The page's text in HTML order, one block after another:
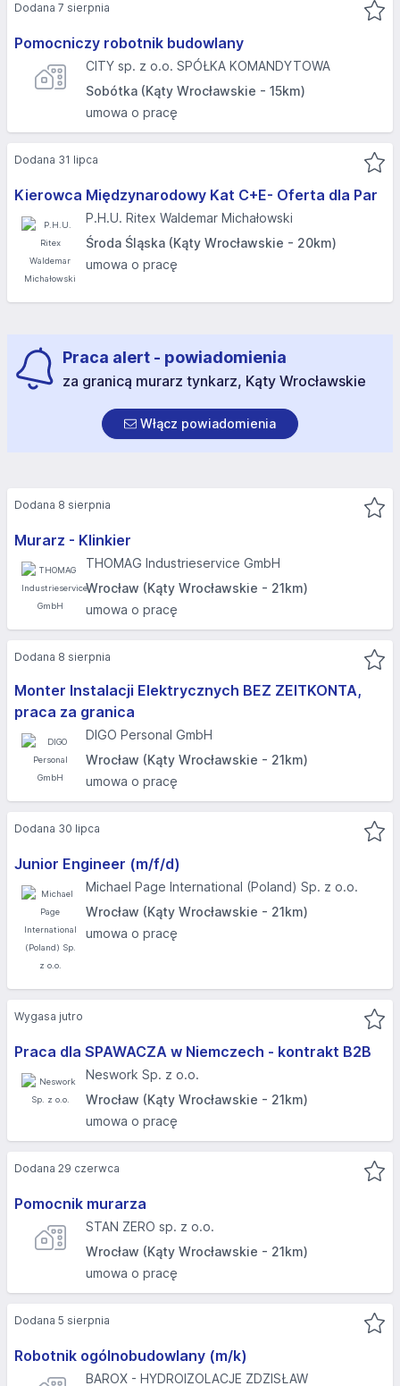
Pomocniczy robotnik budowlany
CITY sp. z o.o. SPÓŁKA KOMANDYTOWA
Sobótka (Kąty Wrocławskie - 15km)
umowa o pracę
Dodana 7 sierpnia
Kierowca Międzynarodowy Kat C+E- Oferta dla Par
P.H.U. Ritex Waldemar Michałowski
Środa Śląska (Kąty Wrocławskie - 20km)
umowa o pracę
Dodana 31 lipca
Praca alert - powiadomienia
za granicą murarz tynkarz, Kąty Wrocławskie
Włącz powiadomienia
Murarz - Klinkier
THOMAG Industrieservice GmbH
Wrocław (Kąty Wrocławskie - 21km)
umowa o pracę
Dodana 8 sierpnia
Monter Instalacji Elektrycznych BEZ ZEITKONTA,
praca za granica
DIGO Personal GmbH
Wrocław (Kąty Wrocławskie - 21km)
umowa o pracę
Dodana 8 sierpnia
Junior Engineer (m/f/d)
Michael Page International (Poland) Sp. z o.o.
Wrocław (Kąty Wrocławskie - 21km)
umowa o pracę
Dodana 30 lipca
Praca dla SPAWACZA w Niemczech - kontrakt B2B
Neswork Sp. z o.o.
Wrocław (Kąty Wrocławskie - 21km)
umowa o pracę
Wygasa jutro
Pomocnik murarza
STAN ZERO sp. z o.o.
Wrocław (Kąty Wrocławskie - 21km)
umowa o pracę
Dodana 29 czerwca
Robotnik ogólnobudowlany (m/k)
BAROX - HYDROIZOLACJE ZDZISŁAW
Dodana 5 sierpnia